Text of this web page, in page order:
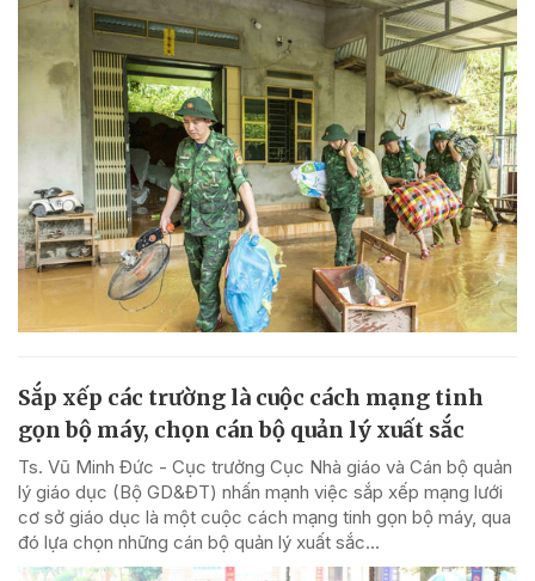
Sắp xếp các trường là cuộc cách mạng tinh
gọn bộ máy, chọn cán bộ quản lý xuất sắc
Ts. Vũ Minh Đức - Cục trưởng Cục Nhà giáo và Cán bộ quản
lý giáo dục (Bộ GD&ĐT) nhấn mạnh việc sắp xếp mạng lưới
cơ sở giáo dục là một cuộc cách mạng tinh gọn bộ máy, qua
đó lựa chọn những cán bộ quản lý xuất sắc...